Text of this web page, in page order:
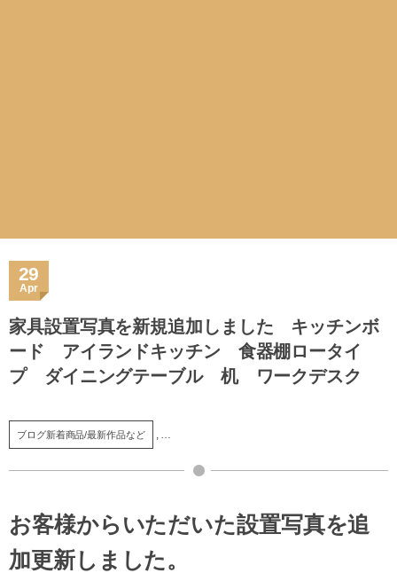
29
Apr
家具設置写真を新規追加しました キッチンボ
ード アイランドキッチン 食器棚ロータイ
プ ダイニングテーブル 机 ワークデスク
ブログ新着商品/最新作品など , …
お客様からいただいた設置写真を追
加更新しました。